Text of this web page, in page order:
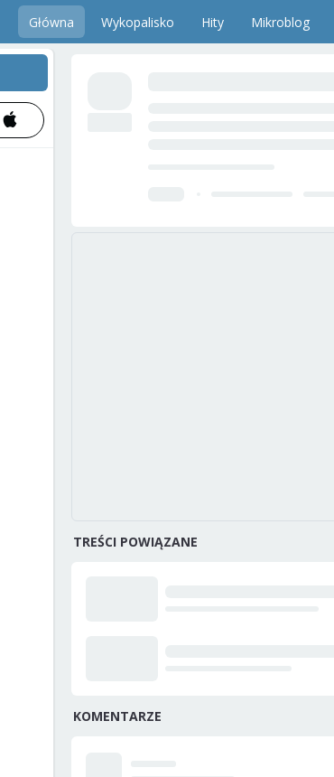
Główna Wykopalisko Hity Mikroblog
TREŚCI POWIĄZANE
KOMENTARZE